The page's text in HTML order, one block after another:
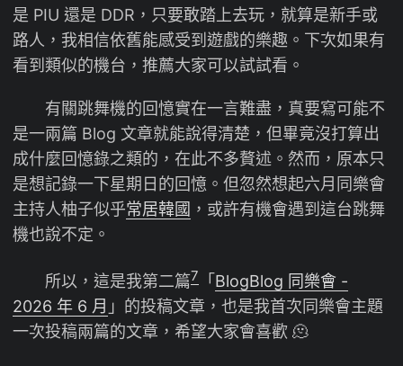
是 PIU 還是 DDR，只要敢踏上去玩，就算是新手或
路人，我相信依舊能感受到遊戲的樂趣。下次如果有
看到類似的機台，推薦大家可以試試看。
有關跳舞機的回憶實在一言難盡，真要寫可能不
是一兩篇 Blog 文章就能說得清楚，但畢竟沒打算出
成什麼回憶錄之類的，在此不多贅述。然而，原本只
是想記錄一下星期日的回憶。但忽然想起六月同樂會
主持人柚子似乎常居韓國 ，或許有機會遇到這台跳舞
機也說不定。
所以，這是我第二篇7 「BlogBlog 同樂會 -
2026 年 6 月 」的投稿文章，也是我首次同樂會主題
一次投稿兩篇的文章，希望大家會喜歡 🫠